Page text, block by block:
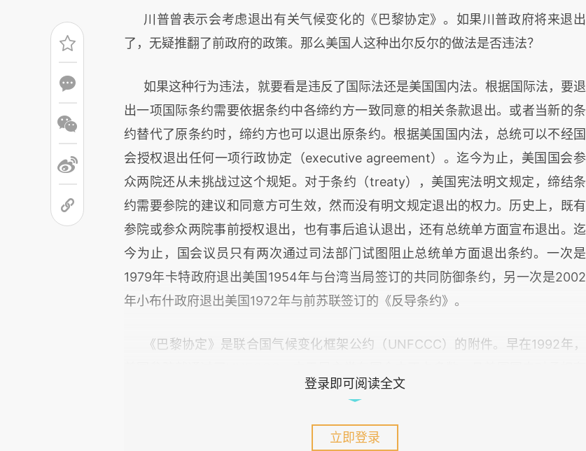
川普曾表示会考虑退出有关气候变化的《巴黎协定》。如果川普政府将来退出
了，无疑推翻了前政府的政策。那么美国人这种出尔反尔的做法是否违法？
如果这种行为违法，就要看是违反了国际法还是美国国内法。根据国际法，要退
出一项国际条约需要依据条约中各缔约方一致同意的相关条款退出。或者当新的条
约替代了原条约时，缔约方也可以退出原条约。根据美国国内法，总统可以不经国
会授权退出任何一项行政协定（executive agreement）。迄今为止，美国国会参
众两院还从未挑战过这个规矩。对于条约（treaty），美国宪法明文规定，缔结条
约需要参院的建议和同意方可生效，然而没有明文规定退出的权力。历史上，既有
参院或参众两院事前授权退出，也有事后追认退出，还有总统单方面宣布退出。迄
今为止，国会议员只有两次通过司法部门试图阻止总统单方面退出条约。一次是
1979年卡特政府退出美国1954年与台湾当局签订的共同防御条约，另一次是2002
年小布什政府退出美国1972年与前苏联签订的《反导条约》。
《巴黎协定》是联合国气候变化框架公约（UNFCCC）的附件。早在1992年，
关气候变化的国际义务颇多微词，为了绕过国会通过《巴黎协定》，奥巴马政府以
美国国会更没有通过新的立法保障执行《巴黎协定》。目前，美国是通过已经通过
登录即可阅读全文
立即登录